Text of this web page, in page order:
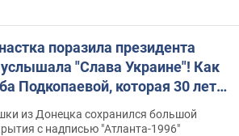
поразила президента
"Слава Украине"! Как
Подкопаевой, которая 30 лет
из Донецка сохранился большой
с надписью "Атланта-1996"